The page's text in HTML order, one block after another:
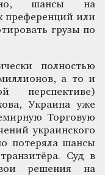
шансы на
преференций или
грузы по
полностью
а то и
перспективе)
Украина уже
Торговую
украинского
потеряла шансы
Суд в
решения на